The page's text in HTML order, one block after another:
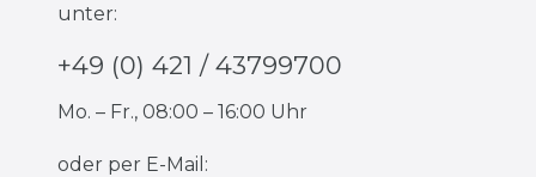
unter:
+49 (0) 421 / 43799700
Mo. – Fr., 08:00 – 16:00 Uhr
oder per E-Mail: